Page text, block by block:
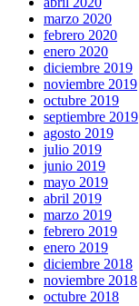
marzo 2020
febrero 2020
enero 2020
diciembre 2019
noviembre 2019
octubre 2019
septiembre 2019
agosto 2019
julio 2019
junio 2019
mayo 2019
abril 2019
marzo 2019
febrero 2019
enero 2019
diciembre 2018
noviembre 2018
octubre 2018